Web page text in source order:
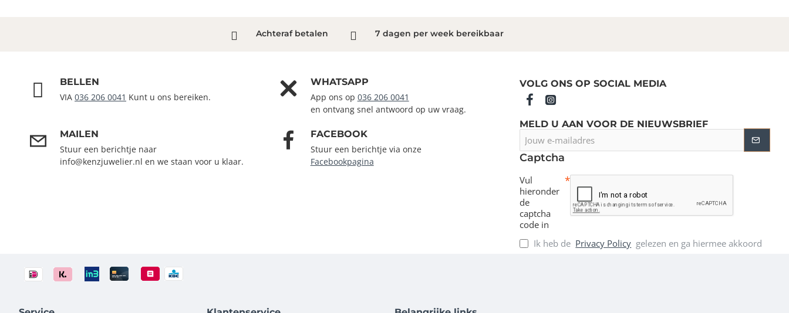
Achteraf betalen 7 dagen per week bereikbaar
BELLEN
VIA 036 206 0041 Kunt u ons bereiken.
WHATSAPP
App ons op 036 206 0041
en ontvang snel antwoord op uw vraag.
MAILEN
Stuur een berichtje naar
info@kenzjuwelier.nl en we staan voor u klaar.
FACEBOOK
Stuur een berichtje via onze
Facebookpagina
VOLG ONS OP SOCIAL MEDIA
MELD U AAN VOOR DE NIEUWSBRIEF
Jouw
e-
mailadres
Captcha
Vul
hieronder
de
captcha
code in
Ik heb de Privacy Policy gelezen en ga hiermee akkoord